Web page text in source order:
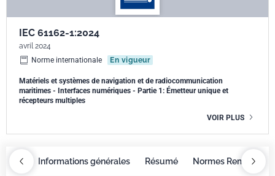
IEC 61162-1:2024
avril 2024
Norme internationale
En vigueur
Matériels et systèmes de navigation et de radiocommunication
maritimes - Interfaces numériques - Partie 1: Émetteur unique et
récepteurs multiples
VOIR PLUS
Informations générales Résumé Normes